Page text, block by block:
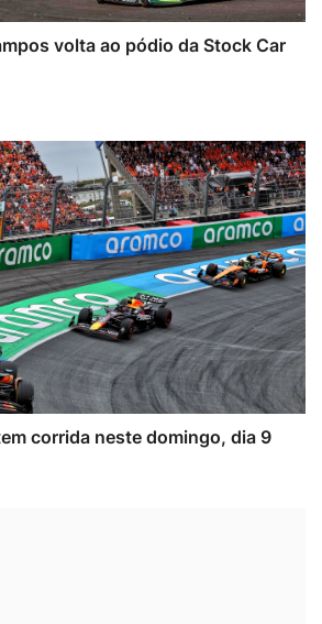
volta ao pódio da Stock Car
corrida neste domingo, dia 9